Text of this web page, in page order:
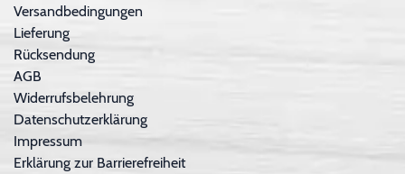
Versandbedingungen
Lieferung
Rücksendung
AGB
Widerrufsbelehrung
Datenschutzerklärung
Impressum
Erklärung zur Barrierefreiheit